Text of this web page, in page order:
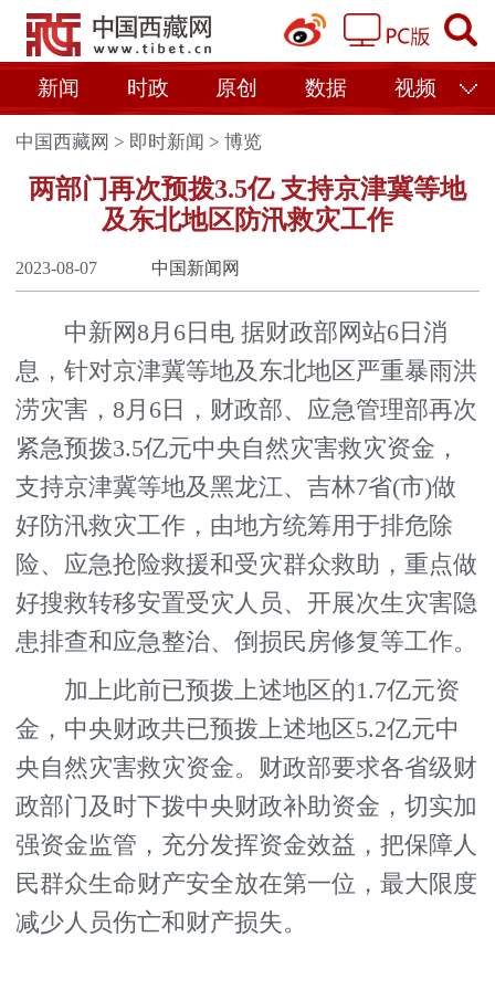
新闻 时政 原创 数据 视频
中国西藏网 > 即时新闻 >博览
两部门再次预拨3.5亿 支持京津冀等地
及东北地区防汛救灾工作
2023-08-07 中国新闻网
中新网8月6日电 据财政部网站6日消
息，针对京津冀等地及东北地区严重暴雨洪
涝灾害，8月6日，财政部、应急管理部再次
紧急预拨3.5亿元中央自然灾害救灾资金，
支持京津冀等地及黑龙江、吉林7省(市)做
好防汛救灾工作，由地方统筹用于排危除
险、应急抢险救援和受灾群众救助，重点做
好搜救转移安置受灾人员、开展次生灾害隐
患排查和应急整治、倒损民房修复等工作。
加上此前已预拨上述地区的1.7亿元资
金，中央财政共已预拨上述地区5.2亿元中
央自然灾害救灾资金。财政部要求各省级财
政部门及时下拨中央财政补助资金，切实加
强资金监管，充分发挥资金效益，把保障人
民群众生命财产安全放在第一位，最大限度
减少人员伤亡和财产损失。